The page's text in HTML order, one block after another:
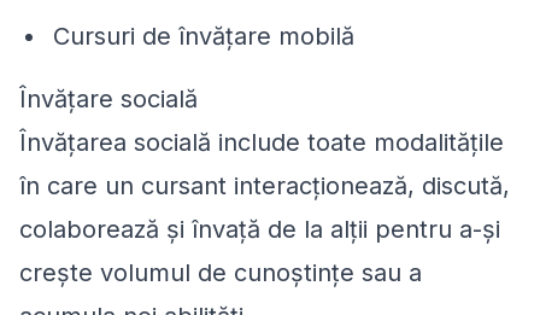
Cursuri de învățare mobilă
Învățare socială
Învățarea socială include toate modalitățile
în care un cursant interacționează, discută,
colaborează și învață de la alții pentru a-și
crește volumul de cunoștințe sau a